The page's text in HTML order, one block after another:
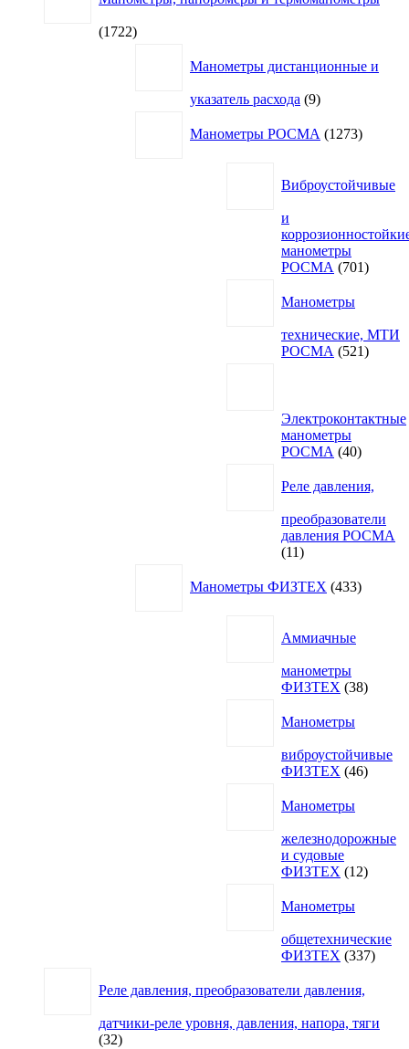
17221722
Манометры дистанционные и
указатель расхода 99
Манометры РОСМА
1273товара
Виброустойчивые
и
манометры
РОСМА
701701
Манометры
технические, МТИ
РОСМА
521521
Электроконтактные
манометры
РОСМА
4040
Реле давления,
преобразователи
давления РОСМА
1111
Манометры ФИЗТЕХ 433товара
Аммиачные
манометры
ФИЗТЕХ 3838
Манометры
виброустойчивые
ФИЗТЕХ 4646
Манометры
железнодорожные
и судовые
ФИЗТЕХ
1212
Манометры
общетехнические
ФИЗТЕХ 337337
Реле давления, преобразователи давления,
датчики-реле уровня, давления, напора, тяги
3232